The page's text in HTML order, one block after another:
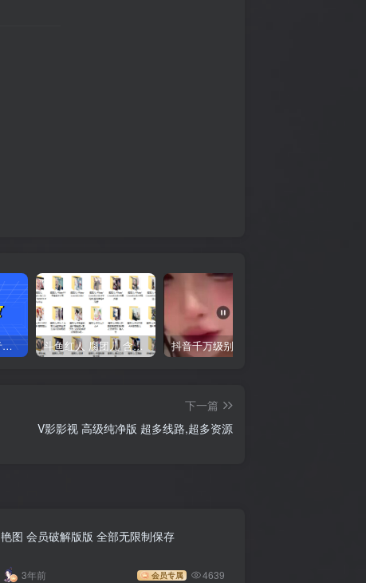
抖音600w粉丝抖音网红痞幼一手资料 877P 500M 含私拍 斗鱼红人 腐团儿 含付费 大尺写真 32套
下一篇
V影影视 高级纯净版 超多线路,超多资源
艳图 会员破解版版 全部无限制保存
3年前 会员专属 4639